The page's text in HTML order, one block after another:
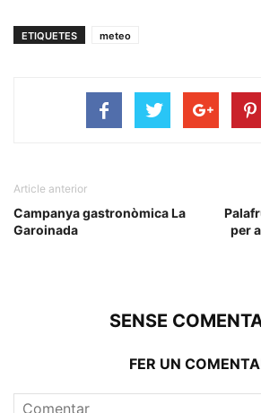
ETIQUETES meteo
Article anterior
Campanya gastronòmica La
Garoinada
per
SENSE
FER UN